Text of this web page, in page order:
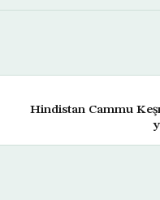
Hindistan Cammu